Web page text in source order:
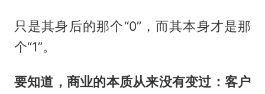
只是其身后的那个“0”，而其本身才是那
个“1”。
要知道，商业的本质从来没有变过：客户